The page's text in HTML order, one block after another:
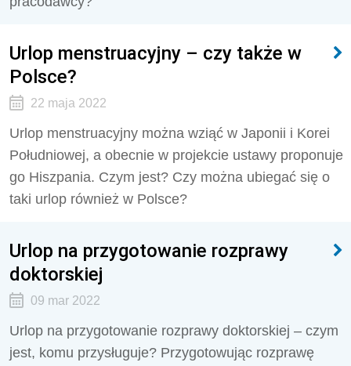
Urlop menstruacyjny – czy także w
Polsce?
22 maja 2022
Urlop menstruacyjny można wziąć w Japonii i Korei
Południowej, a obecnie w projekcie ustawy proponuje
go Hiszpania. Czym jest? Czy można ubiegać się o
taki urlop również w Polsce?
Urlop na przygotowanie rozprawy
doktorskiej
09 mar 2022
Urlop na przygotowanie rozprawy doktorskiej – czym
jest, komu przysługuje? Przygotowując rozprawę